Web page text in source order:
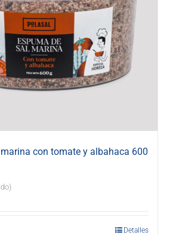
con tomate y albahaca 600
Detalles